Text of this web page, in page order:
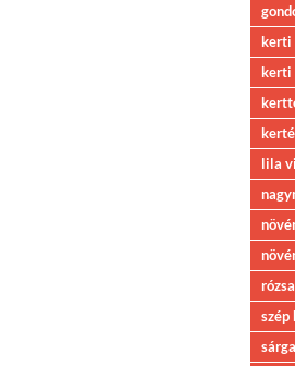
kerti
kerti
lila
szép